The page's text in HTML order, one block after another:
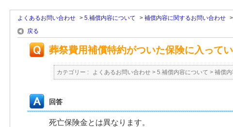
よくあるお問い合わせ > 5.補償内容について > 補償内容に関するお問い合わせ >
戻る
葬祭費用補償特約がついた保険に入って
カテゴリー : よくあるお問い合わせ > 5.補償内容について > 補償
回答
死亡保険金とは異なります。